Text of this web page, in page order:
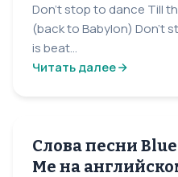
Don't stop to dance Till
(back to Babylon) Don't
is beat...
Читать далее
Слова песни
Me на